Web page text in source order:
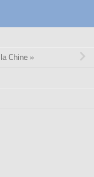
Chine »